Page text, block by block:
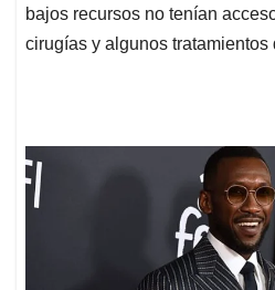
bajos recursos no tenían
cirugías y algunos tratamientos